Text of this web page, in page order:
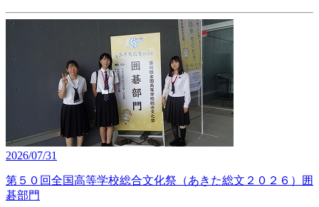
2026/07/31
第５０回全国高等学校総合文化祭（あきた総文２０２６）囲
碁部門